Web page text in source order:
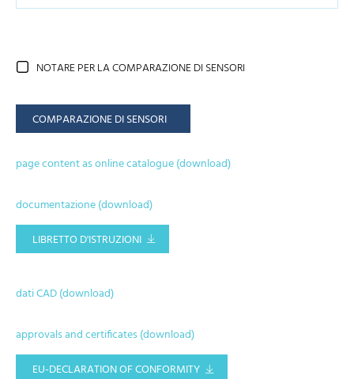
NOTARE PER LA COMPARAZIONE DI SENSORI
COMPARAZIONE DI SENSORI
page content as online catalogue (download)
documentazione (download)
LIBRETTO D'ISTRUZIONI
dati CAD (download)
approvals and certificates (download)
EU-DECLARATION OF CONFORMITY